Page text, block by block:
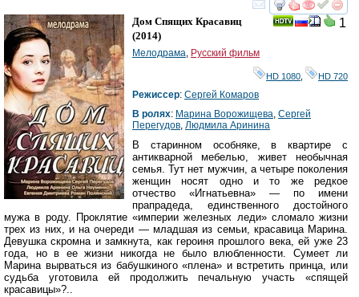
смотреть
1
Дом Спящих Красавиц
(2014)
Мелодрама, Русский фильм
HD 1080 HD 720
Режиссер: Сергей Комаров
В ролях: Марина Ворожищева, Сергей
Перегудов, Людмила Аринина
В старинном особняке, в квартире с
антикварной мебелью, живет необычная
семья. Тут нет мужчин, а четыре поколения
женщин носят одно и то же редкое
отчество «Игнатьевна» — по имени
прапрадеда, единственного достойного
мужа в роду. Проклятие «империи железных леди» сломало жизни
трех из них, и на очереди — младшая из семьи, красавица Марина.
Девушка скромна и замкнута, как героиня прошлого века, ей уже 23
года, но в ее жизни никогда не было влюбленности. Сумеет ли
Марина вырваться из бабушкиного «плена» и встретить принца, или
судьба уготовила ей продолжить печальную участь «спящей
красавицы»?..